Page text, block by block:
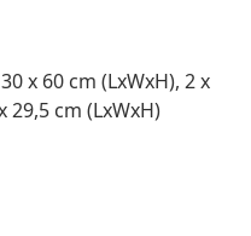
x 60 cm (LxWxH), 2 x
29,5 cm (LxWxH)